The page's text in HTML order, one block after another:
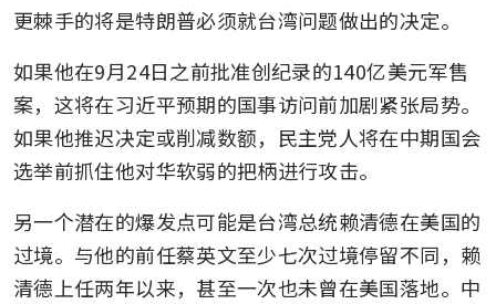
更棘手的将是特朗普必须就台湾问题做出的决定。
如果他在9月24日之前批准创纪录的140亿美元军售
案，这将在习近平预期的国事访问前加剧紧张局势。
如果他推迟决定或削减数额，民主党人将在中期国会
选举前抓住他对华软弱的把柄进行攻击。
另一个潜在的爆发点可能是台湾总统赖清德在美国的
过境。与他的前任蔡英文至少七次过境停留不同，赖
清德上任两年以来，甚至一次也未曾在美国落地。中